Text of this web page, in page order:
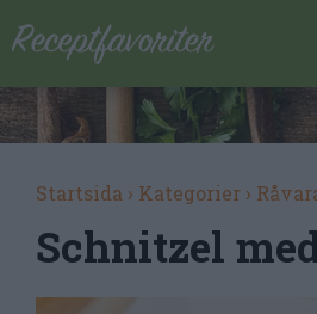
Startsida › Kategorier ›
Schnitzel